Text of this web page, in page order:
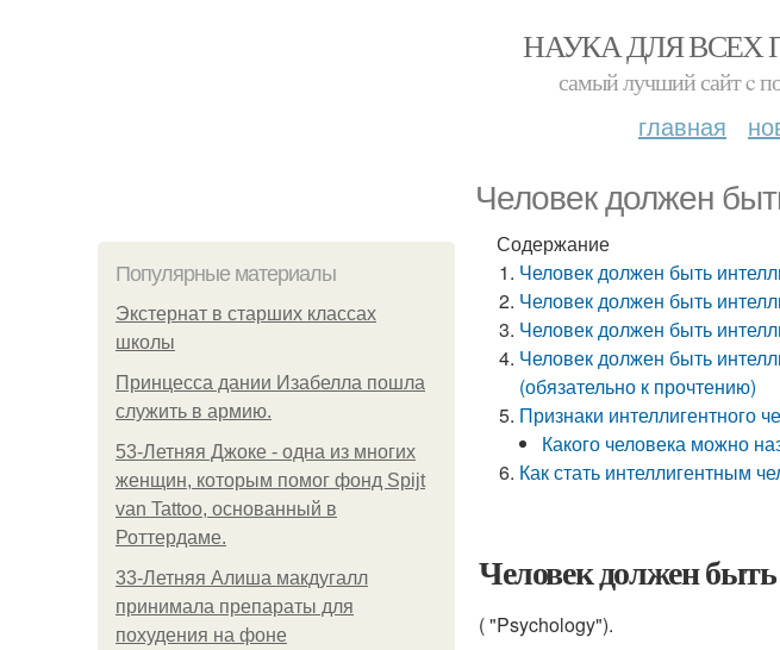
НАУКА ДЛЯ
самый лучший сайт c
главная
Человек должен
Популярные материалы
Экстернат в старших классах
школы
Принцесса дании Изабелла пошла
служить в армию.
53-Летняя Джоке - одна из многих
женщин, которым помог фонд Spijt
van Tattoo, основанный в
Роттердаме.
33-Летняя Алиша макдугалл
принимала препараты для
похудения на фоне
Содержание
Человек должен быть
Человек должен быть
Человек должен быть
Человек должен быть
(обязательно к прочтению)
Признаки интеллигентного
Какого человека можно
Как стать интеллигентным
Человек должен
( "Psychology").